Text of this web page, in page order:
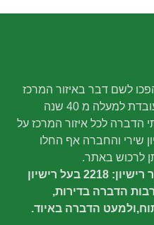
לשם דבר באיזור המרכז
ובמדינת ישראל בכלל. החברה עובדת למעלה מ 40 שנה
לכל איזור המרכז על
שירי והחברה אף החלו
לרכוש באתר.
שם המדביר: מור אזולאי מספר רישיון: 2218 בעל רישיון
הדברה בדירות,
הדברה באיוד.